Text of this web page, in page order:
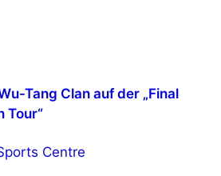
Tang Clan auf der „Final
Tour“